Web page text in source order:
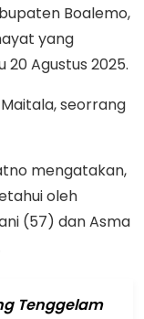
Boalemo,
yang
20 Agustus 2025.
seorrang
mengatakan,
oleh
(57) dan Asma
Tenggelam